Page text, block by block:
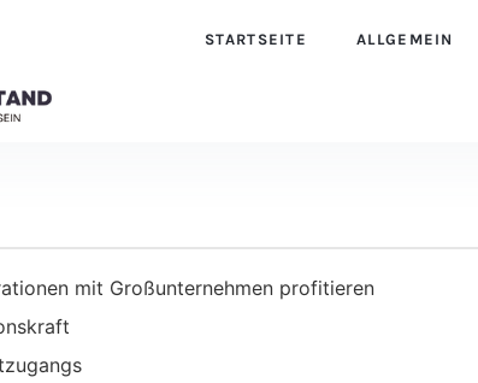
STARTSEITE ALLGEMEIN
mit Großunternehmen profitieren